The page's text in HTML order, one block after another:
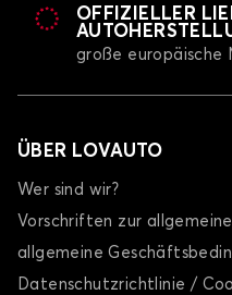
OFFIZIELLER
große europäische
ÜBER LOVAUTO
Wer sind wir?
Vorschriften zur
allgemeine
Datenschutzrichtlinie /